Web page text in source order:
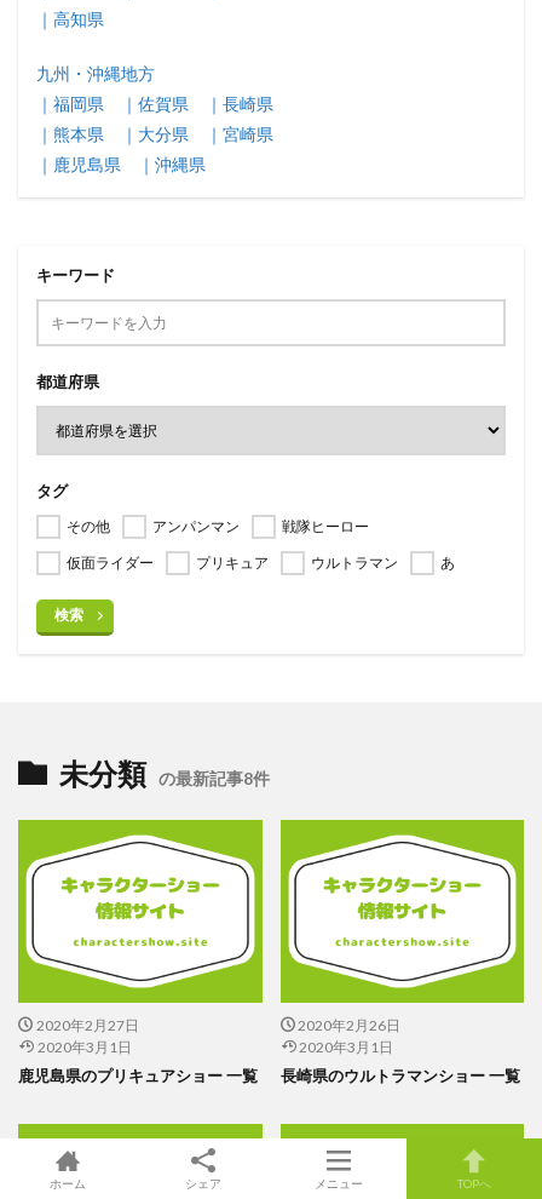
｜高知県
九州・沖縄地方
｜福岡県
｜佐賀県
｜長崎県
｜熊本県
｜大分県
｜宮崎県
｜鹿児島県
｜沖縄県
キーワード
都道府県
タグ
その他 アンパンマン
戦隊ヒーロー
仮面ライダー
プリキュア ウルトラマン あ
検索
未分類 の最新記事8件
2020年2月27日
2020年3月1日
鹿児島県のプリキュアショー 一覧
2020年2月26日
2020年3月1日
長崎県のウルトラマンショー 一覧
ホーム シェア メニュー TOPへ